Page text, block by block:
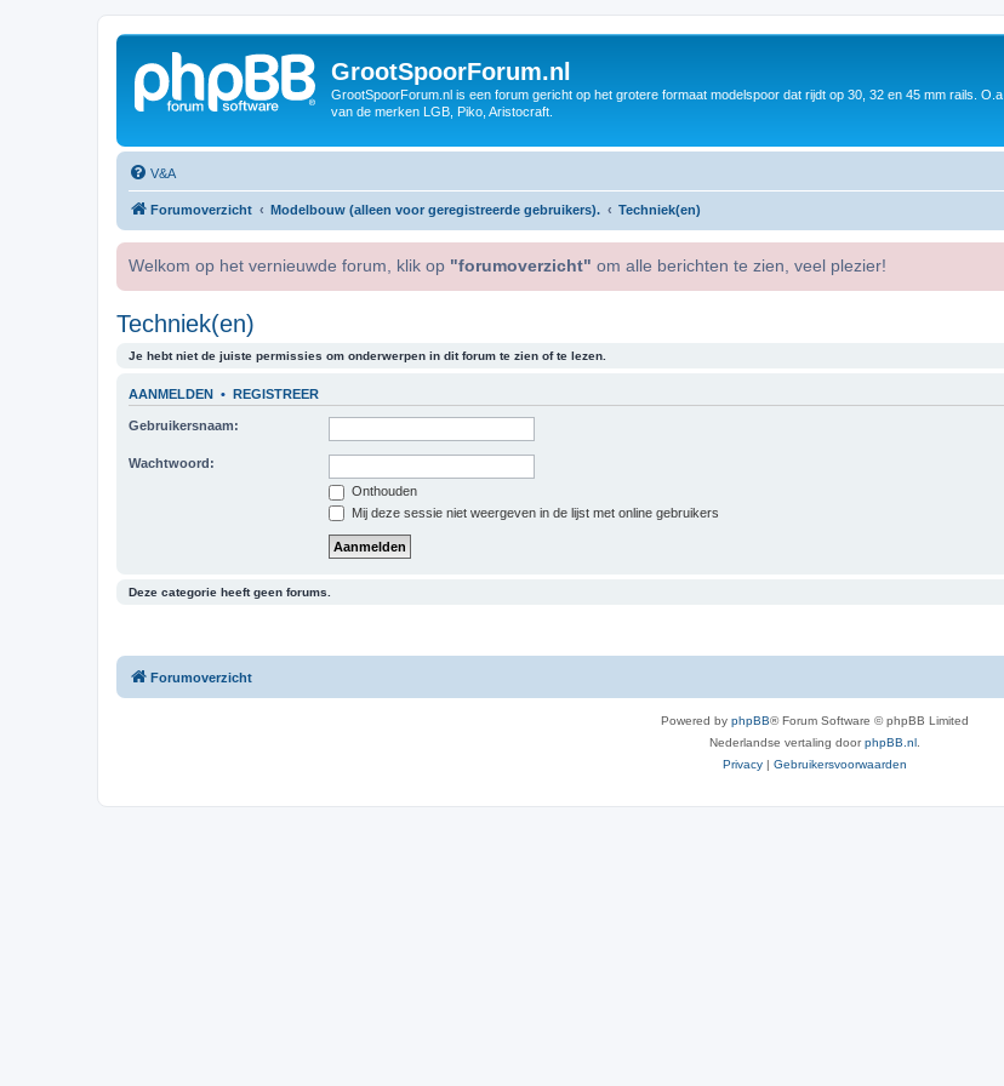
GrootSpoorForum.nl
GrootSpoorForum.nl is een forum gericht op het grotere formaat modelspoor dat rijdt op 30, 32 en 45 mm rails. O.a
van de merken LGB, Piko, Aristocraft.
V&A
Forumoverzicht Modelbouw (alleen voor geregistreerde gebruikers). Techniek(en)
Welkom op het vernieuwde forum, klik op "forumoverzicht" om alle berichten te zien, veel plezier!
Techniek(en)
Je hebt niet de juiste permissies om onderwerpen in dit forum te zien of te lezen.
AANMELDEN • REGISTREER
Gebruikersnaam:
Wachtwoord:
Onthouden
Mij deze sessie niet weergeven in de lijst met online gebruikers
Deze categorie heeft geen forums.
Forumoverzicht
Powered by phpBB® Forum Software © phpBB Limited
Nederlandse vertaling doorphpBB.nl.
Privacy | Gebruikersvoorwaarden